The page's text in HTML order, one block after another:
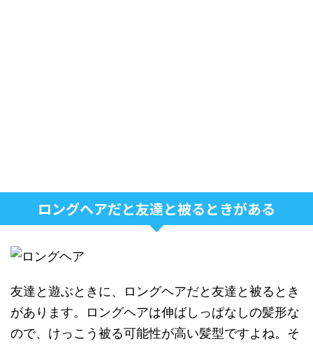
ロングヘアだと友達と被るときがある
友達と遊ぶときに、ロングヘアだと友達と被るとき
があります。ロングヘアは伸ばしっぱなしの髪形な
ので、けっこう被る可能性が高い髪型ですよね。そ